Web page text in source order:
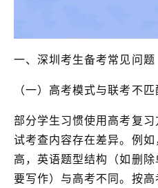
一、深圳考生备考常见问题
（一）高考模式与联考不匹
部分学生习惯使用高考复
试考查内容存在差异。例
高，英语题型结构（如删
要写作）与高考不同。按